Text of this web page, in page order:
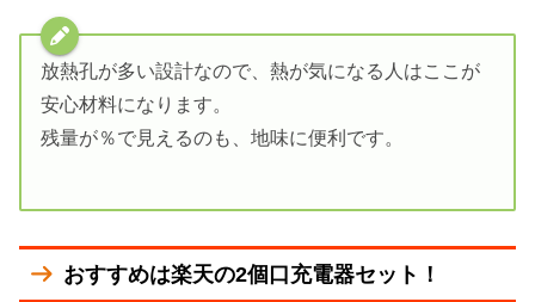
放熱孔が多い設計なので、熱が気になる人はここが
安心材料になります。
残量が％で見えるのも、地味に便利です。
おすすめは楽天の2個口充電器セット！